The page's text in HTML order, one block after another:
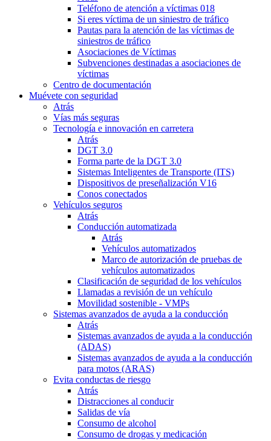
Teléfono de atención a víctimas 018
Si eres víctima de un siniestro de tráfico
Pautas para la atención de las víctimas de
siniestros de tráfico
Asociaciones de Víctimas
Subvenciones destinadas a asociaciones de
víctimas
Centro de documentación
Muévete con seguridad
Atrás
Vías más seguras
Tecnología e innovación en carretera
Atrás
DGT 3.0
Forma parte de la DGT 3.0
Sistemas Inteligentes de Transporte (ITS)
Dispositivos de preseñalización V16
Conos conectados
Vehículos seguros
Atrás
Conducción automatizada
Atrás
Vehículos automatizados
Marco de autorización de pruebas de
vehículos automatizados
Clasificación de seguridad de los vehículos
Llamadas a revisión de un vehículo
Movilidad sostenible - VMPs
Sistemas avanzados de ayuda a la conducción
Atrás
Sistemas avanzados de ayuda a la conducción
(ADAS)
Sistemas avanzados de ayuda a la conducción
para motos (ARAS)
Evita conductas de riesgo
Atrás
Distracciones al conducir
Salidas de vía
Consumo de alcohol
Consumo de drogas y medicación